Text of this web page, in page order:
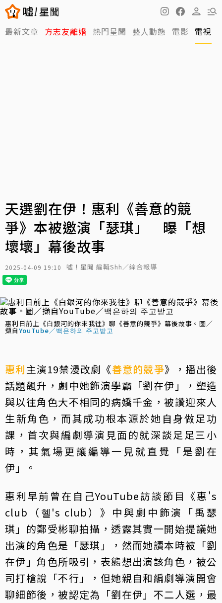
最新文章 方志友離婚 熱門星聞 藝人動態 電影 電視
天選劉在伊！惠利《善意的競
爭》本被邀演「瑟琪」 曝「想
壞壞」幕後故事
2025-04-09 19:10 噓！星聞 編輯Shh／綜合報導
惠利日前上《白銀河的你來我往》聊《善意的競爭》幕後故事。圖／
擷自YouTube／백은하의 주고받고
惠利主演19禁漫改劇《善意的競爭》，播出後
話題飆升，劇中她飾演學霸「劉在伊」，塑造
與以往角色大不相同的病嬌千金，被讚迎來人
生新角色，而其成功根本源於她自身做足功
課，首次與編劇導演見面的就深談足足三小
時，其氣場更讓編導一見就直覺「是劉在
伊」。
惠利早前曾在自己YouTube訪談節目《惠's
club（혤's club）》中與劇中飾演「禹瑟
琪」的鄭受彬聊拍攝，透露其實一開始提議她
出演的角色是「瑟琪」，然而她讀本時被「劉
在伊」角色所吸引，表態想出演該角色，被公
司打槍說「不行」，但她親自和編劇導演開會
聊細節後，被認定為「劉在伊」不二人選，最